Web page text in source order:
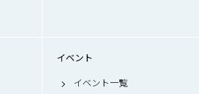
イベント
イベント一覧